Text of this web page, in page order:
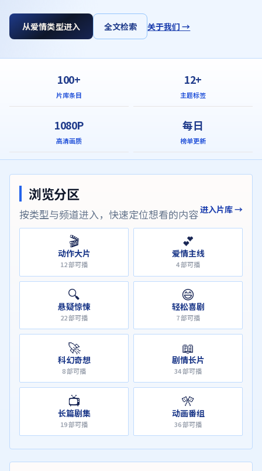
从爱情类型进入 全文检索 关于我们 →
100+
片库条目
12+
主题标签
1080P
高清画质
每日
榜单更新
浏览分区
按类型与频道进入，快速定位想看的内容进入片库 →
🎬
动作大片
12部可播
💕
爱情主线
4部可播
🔍
悬疑惊悚
22部可播
😄
轻松喜剧
7部可播
🚀
科幻奇想
8部可播
📖
剧情长片
34部可播
📺
长篇剧集
19部可播
🎌
动画番组
36部可播